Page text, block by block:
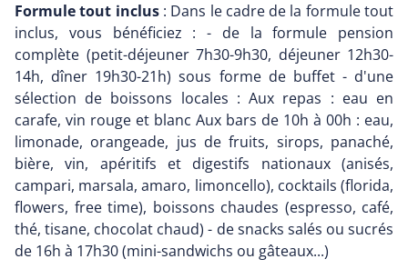
Formule tout inclus: Dans le cadre de la formule tout
inclus, vous bénéficiez : - de la formule pension
complète (petit-déjeuner 7h30-9h30, déjeuner 12h30-
14h, dîner 19h30-21h) sous forme de buffet - d'une
sélection de boissons locales : Aux repas : eau en
carafe, vin rouge et blanc Aux bars de 10h à 00h : eau,
limonade, orangeade, jus de fruits, sirops, panaché,
bière, vin, apéritifs et digestifs nationaux (anisés,
campari, marsala, amaro, limoncello), cocktails (florida,
flowers, free time), boissons chaudes (espresso, café,
thé, tisane, chocolat chaud) - de snacks salés ou sucrés
de 16h à 17h30 (mini-sandwichs ou gâteaux...)